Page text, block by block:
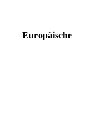
Europäische